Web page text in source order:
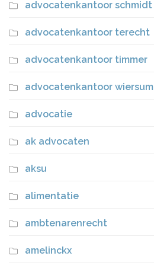
advocatenkantoor schmidt
advocatenkantoor terecht
advocatenkantoor timmer
advocatenkantoor wiersum
advocatie
ak advocaten
aksu
alimentatie
ambtenarenrecht
amelinckx